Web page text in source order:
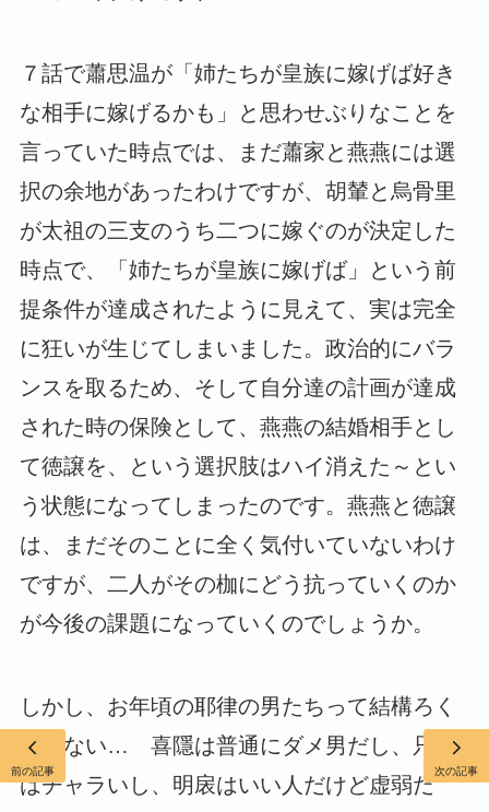
７話で蕭思温が「姉たちが皇族に嫁げば好き
な相手に嫁げるかも」と思わせぶりなことを
言っていた時点では、まだ蕭家と燕燕には選
択の余地があったわけですが、胡輦と烏骨里
が太祖の三支のうち二つに嫁ぐのが決定した
時点で、「姉たちが皇族に嫁げば」という前
提条件が達成されたように見えて、実は完全
に狂いが生じてしまいました。政治的にバラ
ンスを取るため、そして自分達の計画が達成
された時の保険として、燕燕の結婚相手とし
て徳譲を、という選択肢はハイ消えた～とい
う状態になってしまったのです。燕燕と徳譲
は、まだそのことに全く気付いていないわけ
ですが、二人がその枷にどう抗っていくのか
が今後の課題になっていくのでしょうか。
しかし、お年頃の耶律の男たちって結構ろく
でもない… 喜隱は普通にダメ男だし、只没
はチャラいし、明扆はいい人だけど虚弱だ
前の記事 次の記事